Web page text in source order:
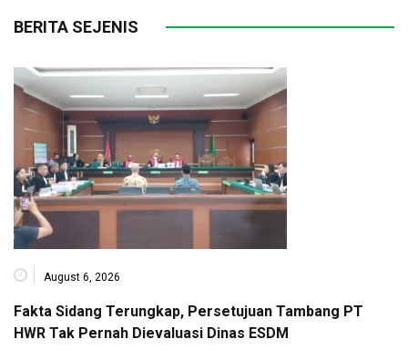
BERITA SEJENIS
August 6, 2026
Fakta Sidang Terungkap, Persetujuan Tambang PT
HWR Tak Pernah Dievaluasi Dinas ESDM